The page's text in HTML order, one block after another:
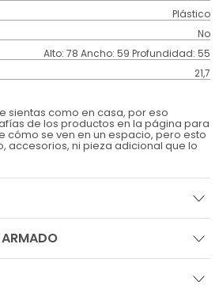
Plástico
No
Alto: 78 Ancho: 59 Profundidad: 55
21,7
sientas como en casa, por eso
de los productos en la página para
cómo se ven en un espacio, pero esto
accesorios, ni pieza adicional que lo